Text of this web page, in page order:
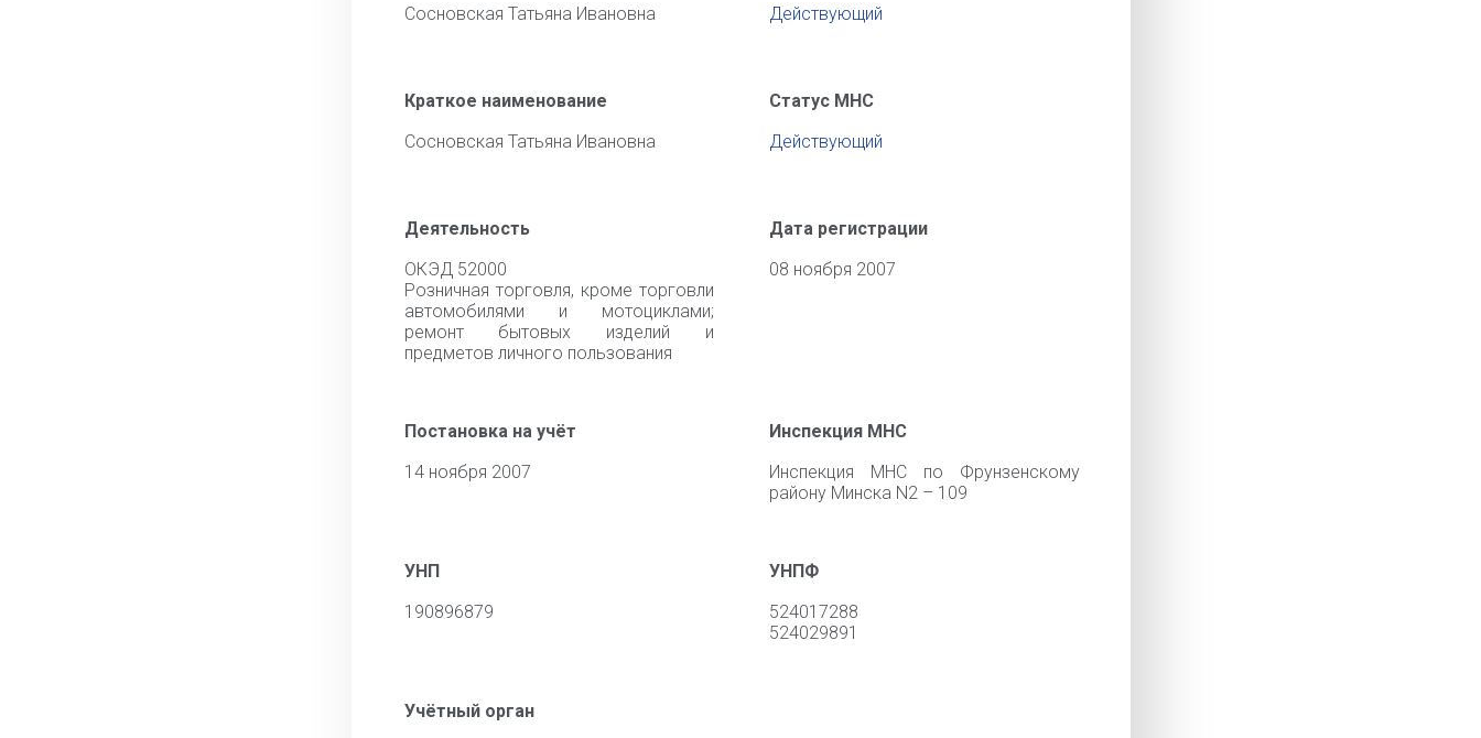
Сосновская Татьяна Ивановна
Действующий
Краткое наименование
Сосновская Татьяна Ивановна
Статус МНС
Действующий
Деятельность
ОКЭД 52000
Розничная торговля, кроме торговли
автомобилями и мотоциклами;
ремонт бытовых изделий и
предметов личного пользования
Дата регистрации
08 ноября 2007
Постановка на учёт
14 ноября 2007
Инспекция МНС
Инспекция МНС по Фрунзенскому
району Минска N2 – 109
УНП
190896879
УНПФ
524017288
524029891
Учётный орган